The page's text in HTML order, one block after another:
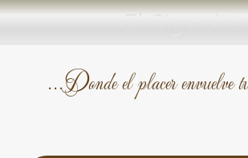
El Cigarrito
...Donde el placer envuelve